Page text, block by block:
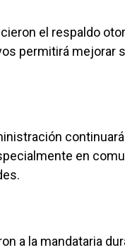
el respaldo
permitirá mejorar
en
a la mandataria